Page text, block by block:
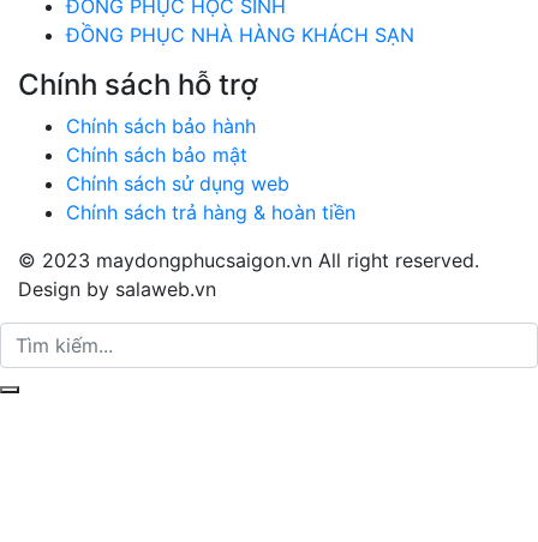
ĐỒNG PHỤC HỌC SINH
ĐỒNG PHỤC NHÀ HÀNG KHÁCH SẠN
Chính sách hỗ trợ
Chính sách bảo hành
Chính sách bảo mật
Chính sách sử dụng web
Chính sách trả hàng & hoàn tiền
© 2023 maydongphucsaigon.vn All right reserved.
Design by salaweb.vn